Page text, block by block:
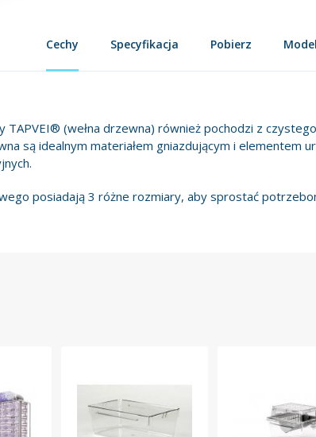
Cechy Specyfikacja Pobierz
TAPVEI® (wełna drzewna) również pochodzi z
są idealnym materiałem gniazdującym i elementem
posiadają 3 różne rozmiary, aby sprostać